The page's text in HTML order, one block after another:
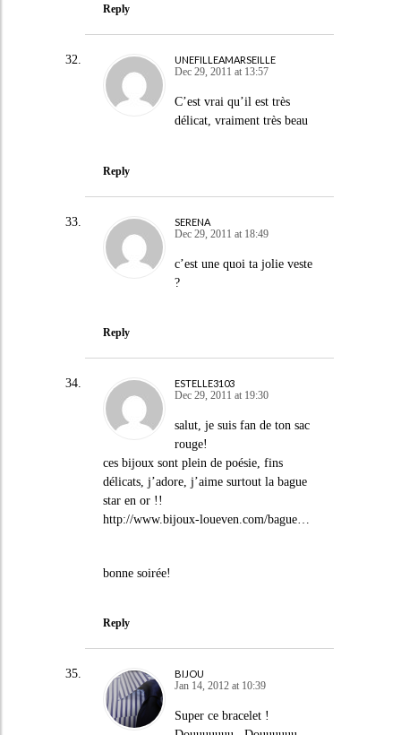
Reply
UNEFILLEAMARSEILLE
Dec 29, 2011 at 13:57
C’est vrai qu’il est très
délicat, vraiment très beau
Reply
SERENA
Dec 29, 2011 at 18:49
c’est une quoi ta jolie veste
?
Reply
ESTELLE3103
Dec 29, 2011 at 19:30
salut, je suis fan de ton sac
rouge!
ces bijoux sont plein de poésie, fins
délicats, j’adore, j’aime surtout la bague
star en or !!
http://www.bijoux-loueven.com/bague…
bonne soirée!
Reply
BIJOU
Jan 14, 2012 at 10:39
Super ce bracelet !